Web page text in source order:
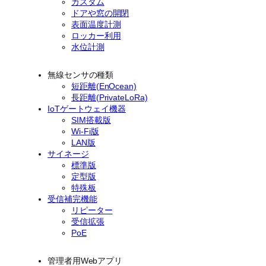
ドアや窓の開閉
表面温度計測
ロッカー利用
水位計測
無線センサの種類
短距離(EnOcean)
長距離(PrivateLoRa)
IoTゲートウェイ機器
SIM搭載版
Wi-Fi版
LAN版
サイネージ
標準版
定型版
特殊板
受信補完機能
リピーター
受信拡張
PoE
管理者用Webアプリ